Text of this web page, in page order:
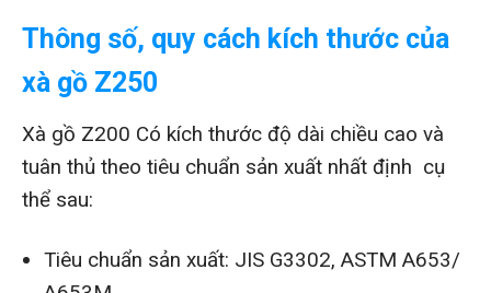
Thông số, quy cách kích thước của
xà gồ Z250
Xà gồ Z200 Có kích thước độ dài chiều cao và
tuân thủ theo tiêu chuẩn sản xuất nhất định cụ
thể sau:
Tiêu chuẩn sản xuất: JIS G3302, ASTM A653/